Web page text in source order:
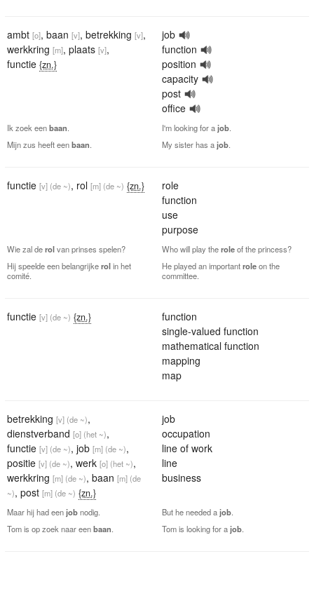
ambt [o], baan [v], betrekking [v],
werkkring [m], plaats [v],
functie {zn.}
job
function
position
capacity
post
office
Ik zoek eenbaan I'm looking for ajob
Mijn zus heeft eenbaan My sister has ajob
functie [v] (de ~), rol [m] (de ~) {zn.}
role
function
use
purpose
Wie zal derolvan prinses spelen? Who will play theroleof the princess?
Hij speelde een belangrijkerolin het
comité.
He played an importantroleon the
committee.
functie [v] (de ~) {zn.}
function
single-valued function
mathematical function
mapping
map
betrekking [v] (de ~),
dienstverband [o] (het ~),
functie [v] (de ~), job [m] (de ~),
positie [v] (de ~), werk [o] (het ~),
werkkring [m] (de ~), baan [m] (de
~), post [m] (de ~) {zn.}
job
occupation
line of work
line
business
Maar hij had eenjobnodig. But he needed ajob
Tom is op zoek naar eenbaan Tom is looking for ajob